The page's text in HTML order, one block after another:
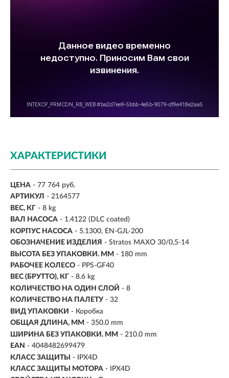
ХАРАКТЕРИСТИКИ
ЦЕНА - 77 764 руб.
АРТИКУЛ - 2164577
ВЕС, КГ - 8 kg
ВАЛ НАСОСА - 1.4122 (DLC coated)
КОРПУС НАСОСА - 5.1300, EN-GJL-200
ОБОЗНАЧЕНИЕ ИЗДЕЛИЯ - Stratos MAXO 30/0,5-14
ВЫСОТА БЕЗ УПАКОВКИ. ММ - 180 mm
РАБОЧЕЕ КОЛЕСО - PPS-GF40
ВЕС (БРУТТО), КГ - 8.6 kg
КОЛИЧЕСТВО НА ОДИН СЛОЙ - 8
КОЛИЧЕСТВО НА ПАЛЕТУ - 32
ВИД УПАКОВКИ - Коробка
ОБЩАЯ ДЛИНА, ММ - 350.0 mm
ШИРИНА БЕЗ УПАКОВКИ. ММ - 210.0 mm
EAN - 4048482699479
КЛАСС ЗАЩИТЫ
- IPX4D
КЛАСС ЗАЩИТЫ МОТОРА - IPX4D